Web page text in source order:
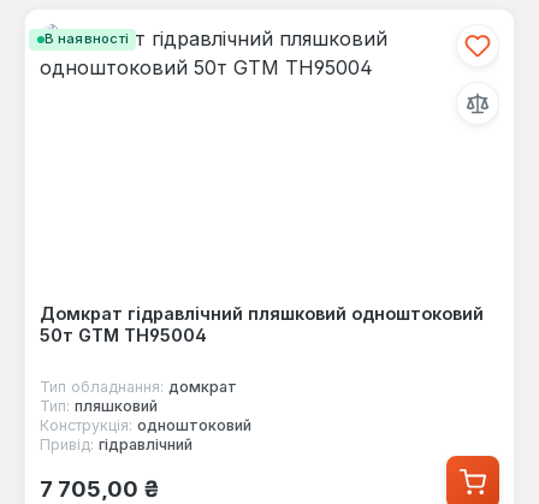
В наявності
Домкрат гідравлічний пляшковий одноштоковий
50т GTM TH95004
Тип обладнання: домкрат
Тип: пляшковий
Конструкція: одноштоковий
Привід: гідравлічний
Звичайна ціна:
7 705,00 ₴